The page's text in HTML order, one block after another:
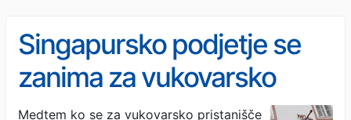
Singapursko podjetje se
zanima za vukovarsko
tovarno Borovo: Nihče
Medtem ko se za vukovarsko pristanišče